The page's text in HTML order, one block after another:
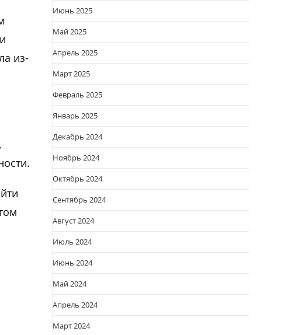
из-
Июнь 2025
Май 2025
Апрель 2025
Март 2025
Февраль 2025
Январь 2025
Декабрь 2024
Ноябрь 2024
Октябрь 2024
Сентябрь 2024
Август 2024
Июль 2024
Июнь 2024
Май 2024
Апрель 2024
Март 2024